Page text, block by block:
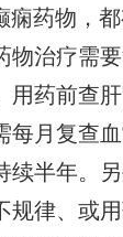
痫药物，
物治疗需
用药前查
每月复查
续半年。
规律、或